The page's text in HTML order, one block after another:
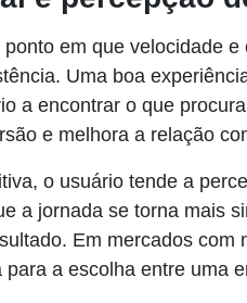
em que velocidade
Uma boa
a encontrar o que
e melhora a relação
o usuário tende a
a jornada se torna mais
Em mercados com
a escolha entre uma